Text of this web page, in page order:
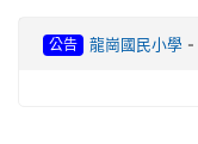
公告 龍崗國民小學-